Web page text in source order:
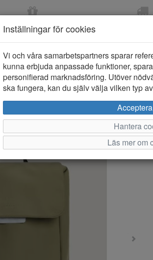
INOM 2-5 DAGAR
KLÄDER-BARN
Inställningar för cookies
Vi och våra samarbetspartners sparar
kunna erbjuda anpassade funktioner,
personifierad marknadsföring. Utöver
ska fungera, kan du själv välja vilken typ
Hantera
Läs mer om